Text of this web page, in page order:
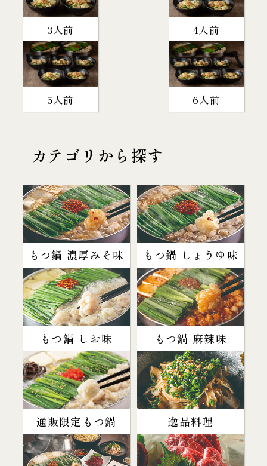
3人前 4人前
5人前 6人前
カテゴリから探す
もつ鍋 濃厚みそ味 もつ鍋 しょうゆ味
もつ鍋 しお味 もつ鍋 麻辣味
通販限定もつ鍋 逸品料理